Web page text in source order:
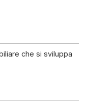
che si sviluppa